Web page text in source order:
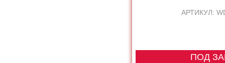
АРТИКУЛ:
ПОД